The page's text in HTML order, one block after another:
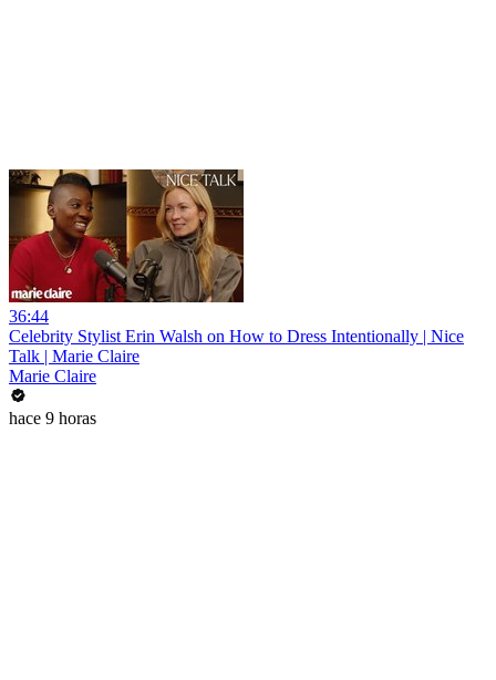
36:44
Celebrity Stylist Erin Walsh on How to Dress Intentionally | Nice
Talk | Marie Claire
Marie Claire
hace 9 horas